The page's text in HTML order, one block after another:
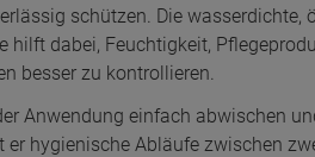
schützen. Die wasserdichte,
hilft dabei, Feuchtigkeit,
besser zu kontrollieren.
Anwendung einfach abwischen
er hygienische Abläufe zwischen